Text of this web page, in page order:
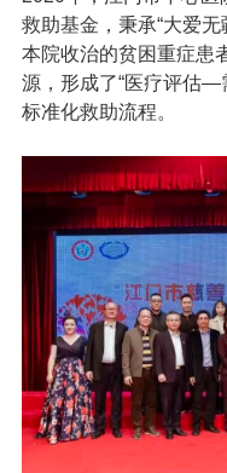
救助基金，秉承“大爱
本院收治的贫困重症患
源，形成了“医疗评估
标准化救助流程。